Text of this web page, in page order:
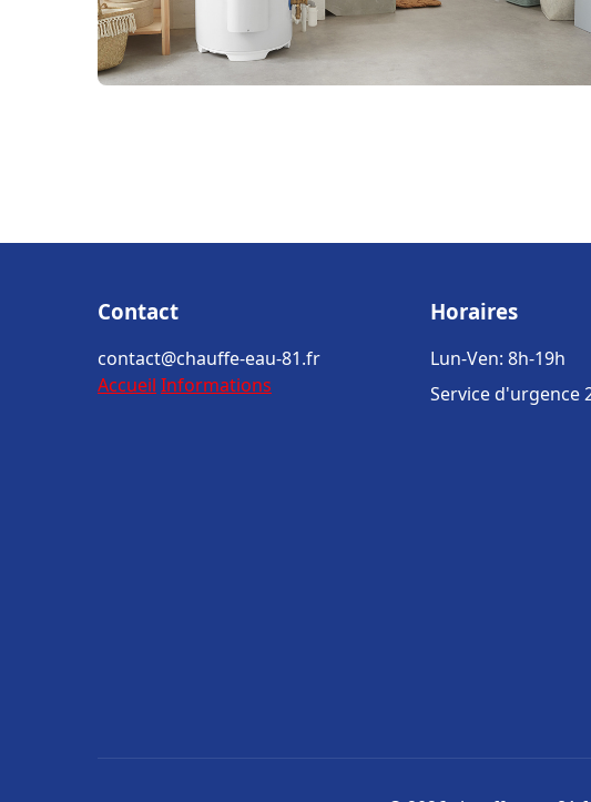
Contact
contact@chauffe-eau-81.fr
Accueil Informations
Horaires
Lun-Ven: 8h-19h
Service d'urgence